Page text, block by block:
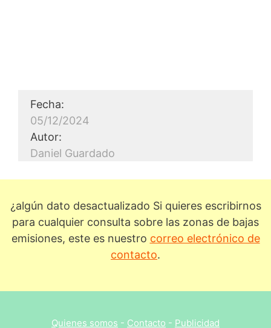
Fecha:
05/12/2024
Autor:
Daniel Guardado
¿algún dato desactualizado Si quieres escribirnos
para cualquier consulta sobre las zonas de bajas
emisiones, este es nuestro correo electrónico de
contacto.
Quienes somos - Contacto - Publicidad